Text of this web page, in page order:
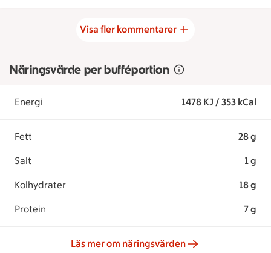
Visa fler kommentarer
Näringsvärde per bufféportion
Energi 1478 KJ / 353 kCal
Fett 28 g
Salt 1 g
Kolhydrater 18 g
Protein 7 g
Läs mer om näringsvärden